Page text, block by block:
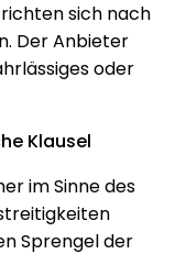
sich nach
Der Anbieter
oder
Klausel
im Sinne des
Sprengel der